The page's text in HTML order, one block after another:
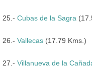
25.- Cubas de la Sagra
26.- Vallecas (17.79 Kms.)
27.- Villanueva de la